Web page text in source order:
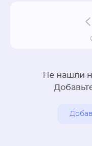
Не нашли